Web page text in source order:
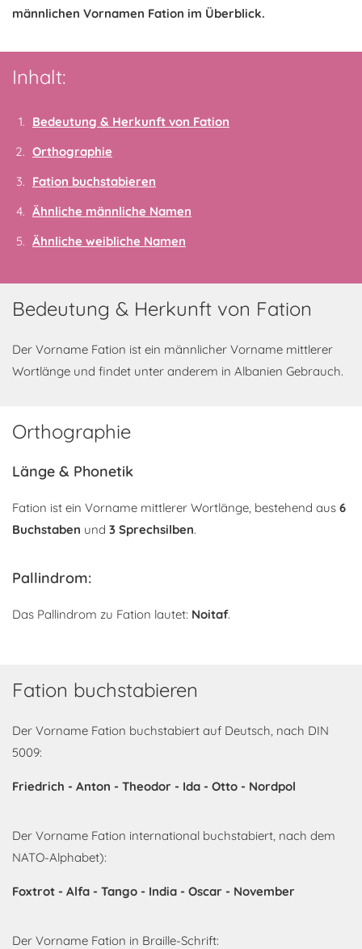
männlichen Vornamen Fation im Überblick.
Inhalt:
Bedeutung & Herkunft von Fation
Orthographie
Fation buchstabieren
Ähnliche männliche Namen
Ähnliche weibliche Namen
Bedeutung & Herkunft von Fation
Der Vorname Fation ist ein männlicher Vorname mittlerer
Wortlänge und findet unter anderem in Albanien Gebrauch.
Orthographie
Länge & Phonetik
Fation ist ein Vorname mittlerer Wortlänge, bestehend aus 6
Buchstaben und 3 Sprechsilben.
Pallindrom:
Das Pallindrom zu Fation lautet: Noitaf.
Fation buchstabieren
Der Vorname Fation buchstabiert auf Deutsch, nach DIN
5009:
Friedrich - Anton - Theodor - Ida - Otto - Nordpol
Der Vorname Fation international buchstabiert, nach dem
NATO-Alphabet):
Foxtrot - Alfa - Tango - India - Oscar - November
Der Vorname Fation in Braille-Schrift: